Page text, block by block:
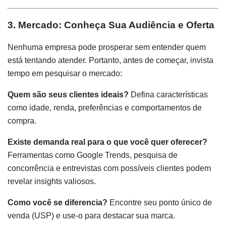
3. Mercado: Conheça Sua Audiência e Oferta
Nenhuma empresa pode prosperar sem entender quem
está tentando atender. Portanto, antes de começar, invista
tempo em pesquisar o mercado:
Quem são seus clientes ideais? Defina características
como idade, renda, preferências e comportamentos de
compra.
Existe demanda real para o que você quer oferecer?
Ferramentas como Google Trends, pesquisa de
concorrência e entrevistas com possíveis clientes podem
revelar insights valiosos.
Como você se diferencia? Encontre seu ponto único de
venda (USP) e use-o para destacar sua marca.